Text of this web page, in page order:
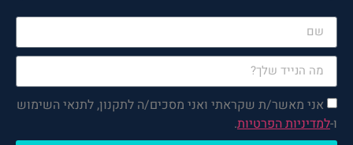
אני מאשר/ת שקראתי ואני מסכים/ה לתקנון, לתנאי השימוש
ו-למדיניות הפרטיות.